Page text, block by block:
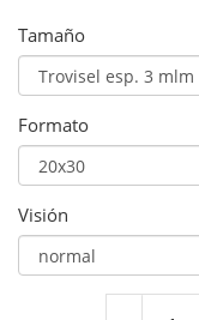
Tamaño
Formato
Visión